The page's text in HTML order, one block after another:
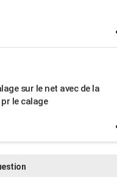
sur le net avec de la
le calage